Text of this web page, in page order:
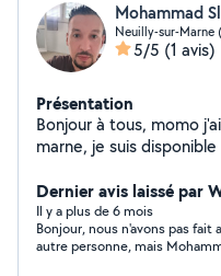
Mohammad
Neuilly-sur-Marne
5/5 (1 avis)
Présentation
Bonjour à tous, momo
marne, je suis
montage meuble et
Avec un prix raisonnable
Dernier avis laissé par
Il y a plus de 6 mois
Bonjour, nous n'avons pas fait
autre personne, mais